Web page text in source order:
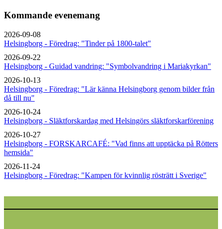
Kommande evenemang
2026-09-08
Helsingborg - Föredrag: "Tinder på 1800-talet"
2026-09-22
Helsingborg - Guidad vandring: "Symbolvandring i Mariakyrkan"
2026-10-13
Helsingborg - Föredrag: "Lär känna Helsingborg genom bilder från
då till nu"
2026-10-24
Helsingborg - Släktforskardag med Helsingörs släktforskarförening
2026-10-27
Helsingborg - FORSKARCAFÉ: "Vad finns att upptäcka på Rötters
hemsida"
2026-11-24
Helsingborg - Föredrag: "Kampen för kvinnlig rösträtt i Sverige"